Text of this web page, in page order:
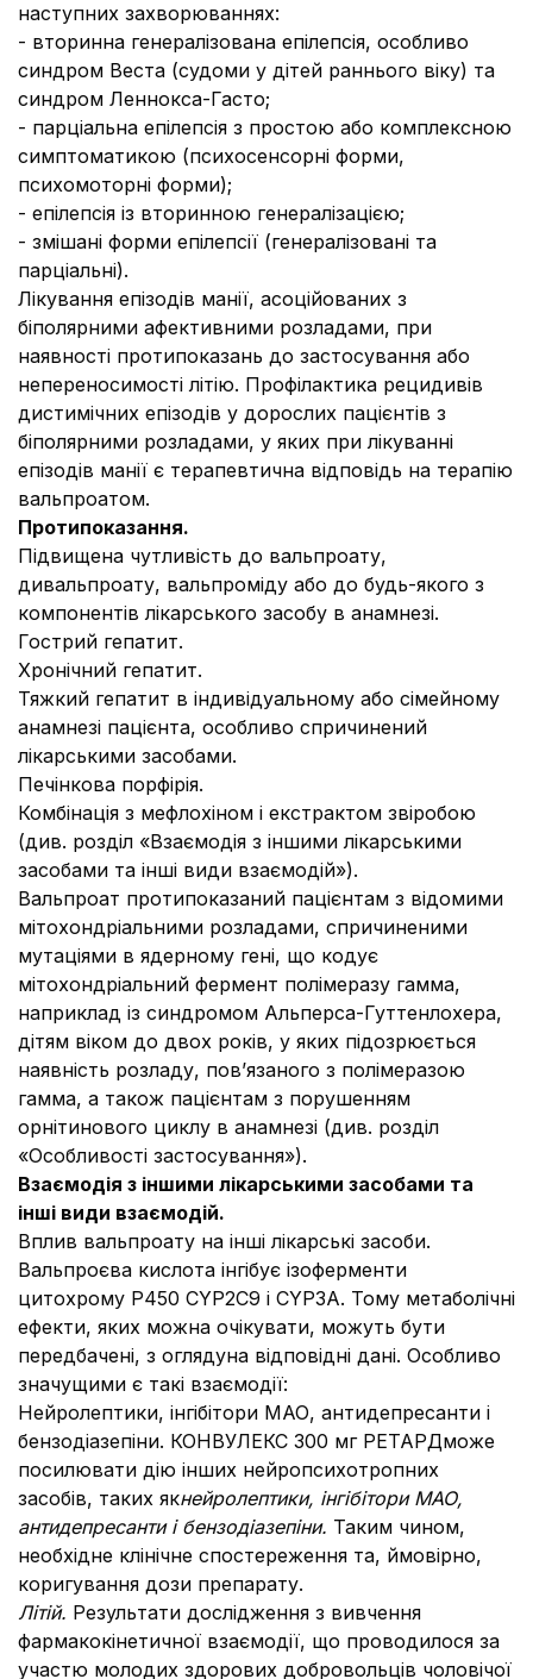
наступних захворюваннях:
- вторинна генералізована епілепсія, особливо
синдром Веста (судоми у дітей раннього віку) та
синдром Леннокса-Гасто;
- парціальна епілепсія з простою або комплексною
симптоматикою (психосенсорні форми,
психомоторні форми);
- епілепсія із вторинною генералізацією;
- змішані форми епілепсії (генералізовані та
парціальні).
Лікування епізодів манії, асоційованих з
біполярними афективними розладами, при
наявності протипоказань до застосування або
непереносимості літію. Профілактика рецидивів
дистимічних епізодів у дорослих пацієнтів з
біполярними розладами, у яких при лікуванні
епізодів манії є терапевтична відповідь на терапію
вальпроатом.
Протипоказання.
Підвищена чутливість до вальпроату,
дивальпроату, вальпроміду або до будь-якого з
компонентів лікарського засобу в анамнезі.
Гострий гепатит.
Хронічний гепатит.
Тяжкий гепатит в індивідуальному або сімейному
анамнезі пацієнта, особливо спричинений
лікарськими засобами.
Печінкова порфірія.
Комбінація з мефлохіном і екстрактом звіробою
(див. розділ «Взаємодія з іншими лікарськими
засобами та інші види взаємодій»).
Вальпроат протипоказаний пацієнтам з відомими
мітохондріальними розладами, спричиненими
мутаціями в ядерному гені, що кодує
мітохондріальний фермент полімеразу гамма,
наприклад із синдромом Альперса-Гуттенлохера,
дітям віком до двох років, у яких підозрюється
наявність розладу, пов’язаного з полімеразою
гамма, а також пацієнтам з порушенням
орнітинового циклу в анамнезі (див. розділ
«Особливості застосування»).
Взаємодія з іншими лікарськими засобами та
інші види взаємодій.
Вплив вальпроату на інші лікарські засоби.
Вальпроєва кислота інгібує ізоферменти
цитохрому Р450 CYP2C9 і CYP3A. Тому метаболічні
ефекти, яких можна очікувати, можуть бути
передбачені, з оглядуна відповідні дані. Особливо
значущими є такі взаємодії:
Нейролептики, інгібітори МАО, антидепресанти і
бензодіазепіни. КОНВУЛЕКС 300 мг РЕТАРДможе
посилювати дію інших нейропсихотропних
засобів, таких якнейролептики, інгібітори МАО,
антидепресанти і бензодіазепіни. Таким чином,
необхідне клінічне спостереження та, ймовірно,
коригування дози препарату.
Літій. Результати дослідження з вивчення
фармакокінетичної взаємодії, що проводилося за
участю молодих здорових добровольців чоловічої